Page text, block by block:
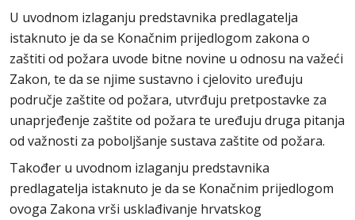
U uvodnom izlaganju predstavnika predlagatelja
istaknuto je da se Konačnim prijedlogom zakona o
zaštiti od požara uvode bitne novine u odnosu na važeći
Zakon, te da se njime sustavno i cjelovito uređuju
područje zaštite od požara, utvrđuju pretpostavke za
unaprjeđenje zaštite od požara te uređuju druga pitanja
od važnosti za poboljšanje sustava zaštite od požara.
Također u uvodnom izlaganju predstavnika
predlagatelja istaknuto je da se Konačnim prijedlogom
ovoga Zakona vrši usklađivanje hrvatskog